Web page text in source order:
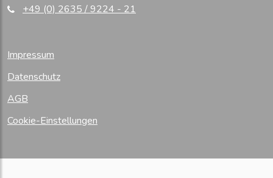
+49 (0) 2635 / 9224 - 21
Impressum
Datenschutz
AGB
Cookie-Einstellungen